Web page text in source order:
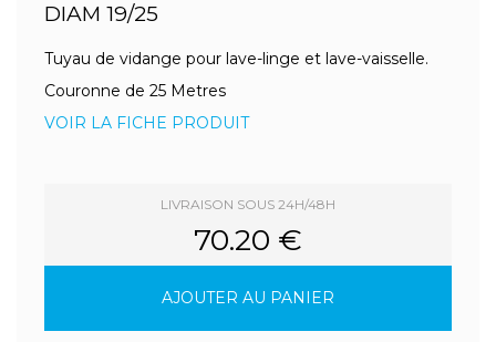
DIAM 19/25
Tuyau de vidange pour lave-linge et lave-vaisselle.
Couronne de 25 Metres
VOIR LA FICHE PRODUIT
LIVRAISON SOUS 24H/48H
70.20 €
AJOUTER AU PANIER